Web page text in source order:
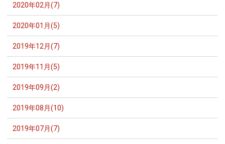
2020年02月(7)
2020年01月(5)
2019年12月(7)
2019年11月(5)
2019年09月(2)
2019年08月(10)
2019年07月(7)